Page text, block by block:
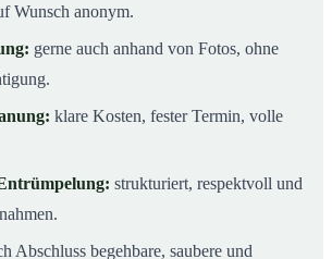
Wunsch anonym.
gerne auch anhand von Fotos, ohne
klare Kosten, fester Termin, volle
strukturiert, respektvoll und
Abschluss begehbare, saubere und